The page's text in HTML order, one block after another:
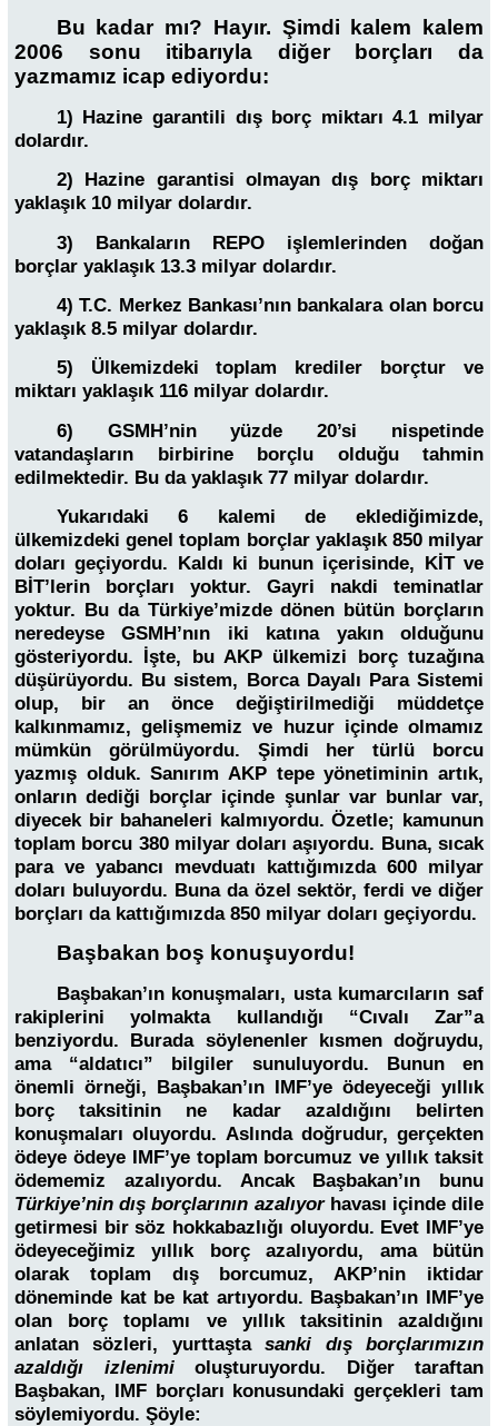
Bu kadar mı? Hayır. Şimdi kalem kalem
2006 sonu itibarıyla diğer borçları da
yazmamız icap ediyordu:
1) Hazine garantili dış borç miktarı 4.1 milyar
dolardır.
2) Hazine garantisi olmayan dış borç miktarı
yaklaşık 10 milyar dolardır.
3) Bankaların REPO işlemlerinden doğan
borçlar yaklaşık 13.3 milyar dolardır.
4) T.C. Merkez Bankası’nın bankalara olan borcu
yaklaşık 8.5 milyar dolardır.
5) Ülkemizdeki toplam krediler borçtur ve
miktarı yaklaşık 116 milyar dolardır.
6) GSMH’nin yüzde 20’si nispetinde
vatandaşların birbirine borçlu olduğu tahmin
edilmektedir. Bu da yaklaşık 77 milyar dolardır.
Yukarıdaki 6 kalemi de eklediğimizde,
ülkemizdeki genel toplam borçlar yaklaşık 850 milyar
doları geçiyordu. Kaldı ki bunun içerisinde, KİT ve
BİT’lerin borçları yoktur. Gayri nakdi teminatlar
yoktur. Bu da Türkiye’mizde dönen bütün borçların
neredeyse GSMH’nın iki katına yakın olduğunu
gösteriyordu. İşte, bu AKP ülkemizi borç tuzağına
düşürüyordu. Bu sistem, Borca Dayalı Para Sistemi
olup, bir an önce değiştirilmediği müddetçe
kalkınmamız, gelişmemiz ve huzur içinde olmamız
mümkün görülmüyordu. Şimdi her türlü borcu
yazmış olduk. Sanırım AKP tepe yönetiminin artık,
onların dediği borçlar içinde şunlar var bunlar var,
diyecek bir bahaneleri kalmıyordu. Özetle; kamunun
toplam borcu 380 milyar doları aşıyordu. Buna, sıcak
para ve yabancı mevduatı kattığımızda 600 milyar
doları buluyordu. Buna da özel sektör, ferdi ve diğer
borçları da kattığımızda 850 milyar doları geçiyordu.
Başbakan boş konuşuyordu!
Başbakan’ın konuşmaları, usta kumarcıların saf
rakiplerini yolmakta kullandığı “Cıvalı Zar”a
benziyordu. Burada söylenenler kısmen doğruydu,
ama “aldatıcı” bilgiler sunuluyordu. Bunun en
önemli örneği, Başbakan’ın IMF’ye ödeyeceği yıllık
borç taksitinin ne kadar azaldığını belirten
konuşmaları oluyordu. Aslında doğrudur, gerçekten
ödeye ödeye IMF’ye toplam borcumuz ve yıllık taksit
ödememiz azalıyordu. Ancak Başbakan’ın bunu
Türkiye’nin dış borçlarının azalıyorhavası içinde dile
getirmesi bir söz hokkabazlığı oluyordu. Evet IMF’ye
ödeyeceğimiz yıllık borç azalıyordu, ama bütün
olarak toplam dış borcumuz, AKP’nin iktidar
döneminde kat be kat artıyordu. Başbakan’ın IMF’ye
olan borç toplamı ve yıllık taksitinin azaldığını
anlatan sözleri, yurttaştasanki dış borçlarımızın
azaldığı izlenimioluşturuyordu. Diğer taraftan
Başbakan, IMF borçları konusundaki gerçekleri tam
söylemiyordu. Şöyle: